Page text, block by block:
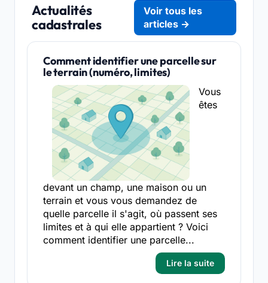
Actualités
cadastrales
Voir tous les
articles →
Comment identifier une parcelle sur
le terrain (numéro, limites)
Vous
êtes
devant un champ, une maison ou un
terrain et vous vous demandez de
quelle parcelle il s'agit, où passent ses
limites et à qui elle appartient ? Voici
comment identifier une parcelle...
Lire la suite